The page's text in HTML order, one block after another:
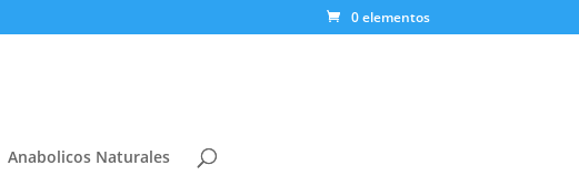
0 elementos
Anabolicos Naturales